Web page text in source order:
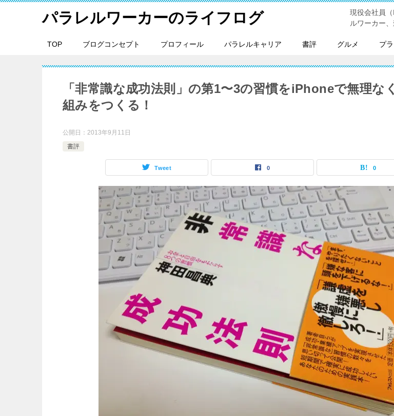
パラレルワーカーのライフログ
現役会社員
ルワーカー
TOP ブログコンセプト プロフィール パラレルキャリア 書評 グルメ プ
「非常識な成功法則」の第1〜3の習慣をiPhoneで無理な
組みをつくる！
公開日： 2013年9月11日
書評
Tweet 0 0